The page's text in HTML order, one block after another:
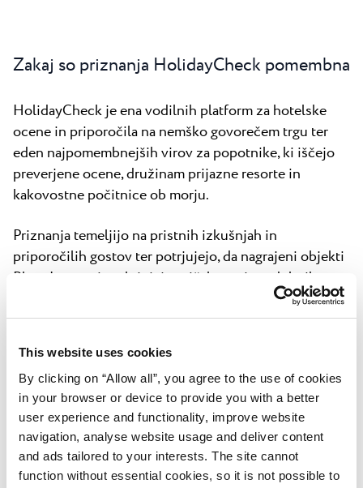
This website uses cookies
By clicking on “Allow all”, you agree to the use of cookies
in your browser or device to provide you with a better
user experience and functionality, improve website
navigation, analyse website usage and deliver content
and ads tailored to your interests. The site cannot
function without essential cookies, so it is not possible to
Zakaj so priznanja HolidayCheck pomembna
HolidayCheck je ena vodilnih platform za hotelske
ocene in priporočila na nemško govorečem trgu ter
eden najpomembnejših virov za popotnike, ki iščejo
preverjene ocene, družinam prijazne resorte in
kakovostne počitnice ob morju.
Priznanja temeljijo na pristnih izkušnjah in
priporočilih gostov ter potrjujejo, da nagrajeni objekti
Plava Laguna izpolnjujejo pričakovanja sodobnih
Umag, visoko raven udobja in čistoče, prijazno in
profesionalno osebje, kakovostno gastronomijo ter
sproščeno vzdušje.
Plava Laguna še naprej ustvarja vrhunska